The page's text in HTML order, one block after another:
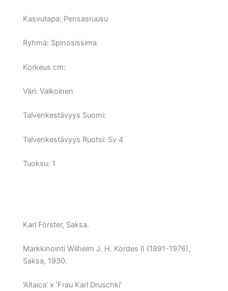
Kasvutapa: Pensasruusu
Ryhmä: Spinosissima
Korkeus cm:
Väri: Valkoinen
Talvenkestävyys Suomi:
Talvenkestävyys Ruotsi: Sv 4
Tuoksu: 1
Karl Förster, Saksa.
Markkinointi Wilhelm J. H. Kordes II (1891-1976),
Saksa, 1930.
’Altaica’ x ’Frau Karl Druschki’